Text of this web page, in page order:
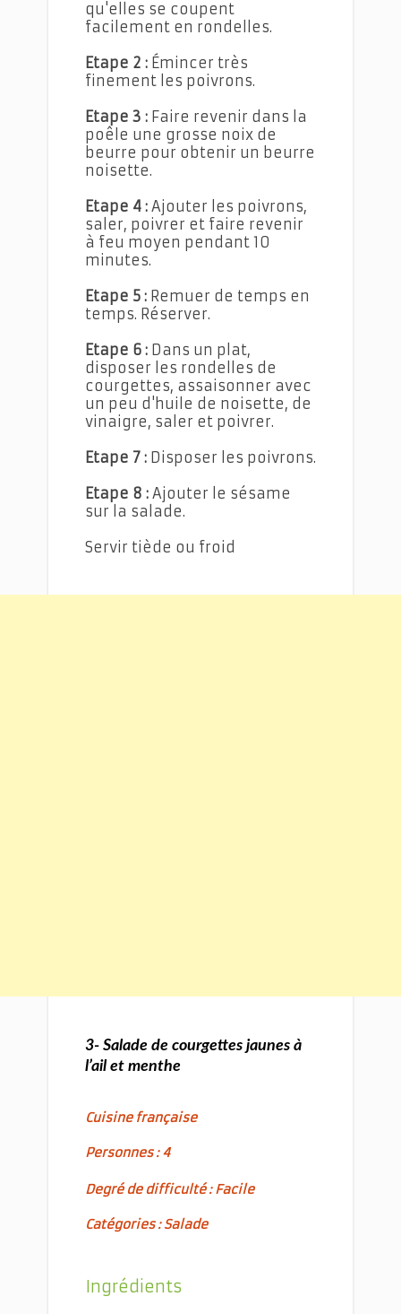
qu'elles se coupent
facilement en rondelles.
Etape 2 : Émincer très
finement les poivrons.
Etape 3 : Faire revenir dans la
poêle une grosse noix de
beurre pour obtenir un beurre
noisette.
Etape 4 : Ajouter les poivrons,
saler, poivrer et faire revenir
à feu moyen pendant 10
minutes.
Etape 5 : Remuer de temps en
temps. Réserver.
Etape 6 : Dans un plat,
disposer les rondelles de
courgettes, assaisonner avec
un peu d'huile de noisette, de
vinaigre, saler et poivrer.
Etape 7 : Disposer les poivrons.
Etape 8 : Ajouter le sésame
sur la salade.
Servir tiède ou froid
3- Salade de courgettes jaunes à
l’ail et menthe
Cuisine française
Personnes : 4
Degré de difficulté : Facile
Catégories : Salade
Ingrédients